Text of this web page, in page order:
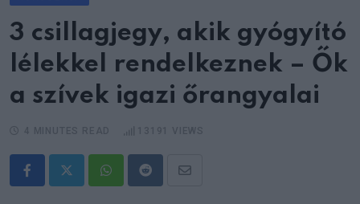
3 csillagjegy, akik gyógyító
lélekkel rendelkeznek – Ők
a szívek igazi őrangyalai
WhatsappRedditShare